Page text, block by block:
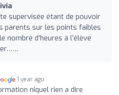
supervisée étant de pouvoir
parents sur les points faibles
nombre d’heures à l’élève
1 year ago
niquel rien a dire